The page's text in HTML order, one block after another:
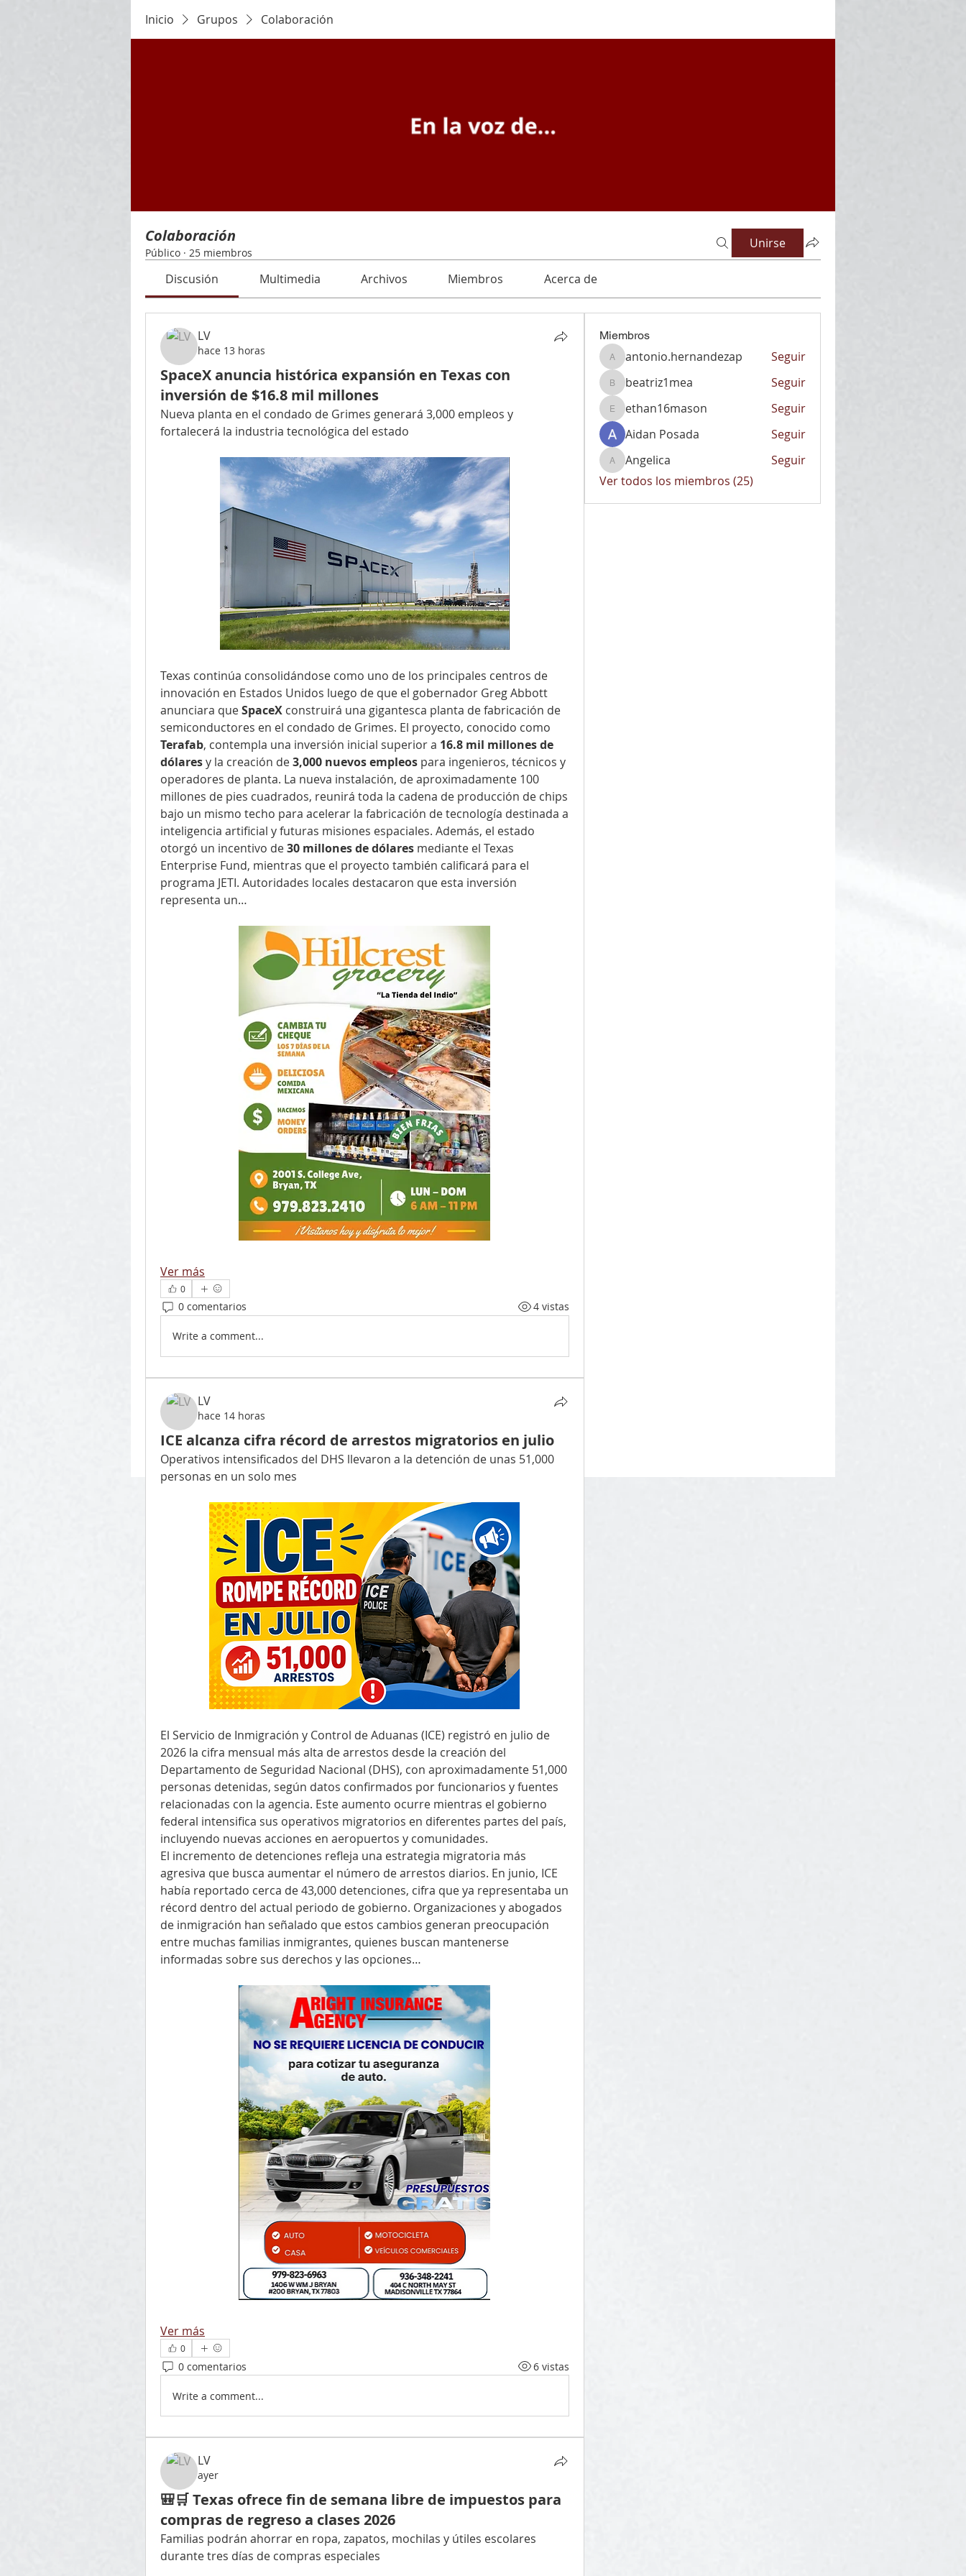
Inicio Grupos Colaboración
Colaboración
Público · 25 miembros
Unirse
Discusión Multimedia Archivos Miembros Acerca de
LV
hace 13 horas
SpaceX anuncia histórica expansión en Texas con
inversión de $16.8 mil millones
Nueva planta en el condado de Grimes generará 3,000 empleos y
fortalecerá la industria tecnológica del estado
Texas continúa consolidándose como uno de los principales centros de
innovación en Estados Unidos luego de que el gobernador Greg Abbott
anunciara que SpaceX construirá una gigantesca planta de fabricación de
Terafab, contempla una inversión inicial superior a 16.8 mil millones de
dólares y la creación de 3,000 nuevos empleos para ingenieros, técnicos y
operadores de planta. La nueva instalación, de aproximadamente 100
millones de pies cuadrados, reunirá toda la cadena de producción de chips
bajo un mismo techo para acelerar la fabricación de tecnología destinada a
inteligencia artificial y futuras misiones espaciales. Además, el estado
otorgó un incentivo de 30 millones de dólares mediante el Texas
Enterprise Fund, mientras que el proyecto también calificará para el
programa JETI. Autoridades locales destacaron que esta inversión
representa un…
Ver más
0
0 comentarios 4 vistas
Write a comment...
LV
hace 14 horas
ICE alcanza cifra récord de arrestos migratorios en julio
Operativos intensificados del DHS llevaron a la detención de unas 51,000
personas en un solo mes
El Servicio de Inmigración y Control de Aduanas (ICE) registró en julio de
2026 la cifra mensual más alta de arrestos desde la creación del
Departamento de Seguridad Nacional (DHS), con aproximadamente 51,000
personas detenidas, según datos confirmados por funcionarios y fuentes
relacionadas con la agencia. Este aumento ocurre mientras el gobierno
federal intensifica sus operativos migratorios en diferentes partes del país,
incluyendo nuevas acciones en aeropuertos y comunidades.
El incremento de detenciones refleja una estrategia migratoria más
agresiva que busca aumentar el número de arrestos diarios. En junio, ICE
había reportado cerca de 43,000 detenciones, cifra que ya representaba un
récord dentro del actual periodo de gobierno. Organizaciones y abogados
de inmigración han señalado que estos cambios generan preocupación
entre muchas familias inmigrantes, quienes buscan mantenerse
informadas sobre sus derechos y las opciones…
Ver más
0
0 comentarios 6 vistas
Write a comment...
LV
ayer
🎒🛒 Texas ofrece fin de semana libre de impuestos para
compras de regreso a clases 2026
Familias podrán ahorrar en ropa, zapatos, mochilas y útiles escolares
durante tres días de compras especiales
Miembros
antonio.hernandezap
antonio.hernandezap Seguir
beatriz1mea
beatriz1mea Seguir
ethan16mason
ethan16mason
Seguir
Aidan Posada
Seguir
Angelica
Angelica
Seguir
Ver todos los miembros (25)